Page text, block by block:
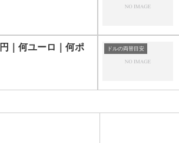
｜何ユーロ｜何ポ
ドルの両替目安